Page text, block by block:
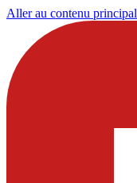
Aller au contenu principal